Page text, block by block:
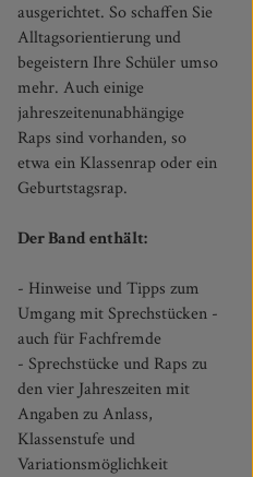
ausgerichtet. So schaffen Sie
Alltagsorientierung und
begeistern Ihre Schüler umso
mehr. Auch einige
jahreszeitenunabhängige
Raps sind vorhanden, so
etwa ein Klassenrap oder ein
Geburtstagsrap.
Der Band enthält:
- Hinweise und Tipps zum
Umgang mit Sprechstücken -
auch für Fachfremde
- Sprechstücke und Raps zu
den vier Jahreszeiten mit
Angaben zu Anlass,
Klassenstufe und
Variationsmöglichkeit